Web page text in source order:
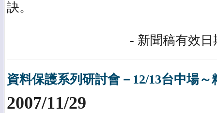
訣。
- 新聞稿有效日
資料保護系列研討會－12/13台中場
2007/11/29